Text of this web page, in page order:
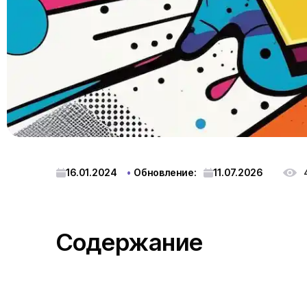
16.01.2024 Обновление: 11.07.2026
Содержание